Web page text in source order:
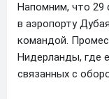
Напомним, что 29
в аэропорту
командой.
Нидерланды, где
связанных с